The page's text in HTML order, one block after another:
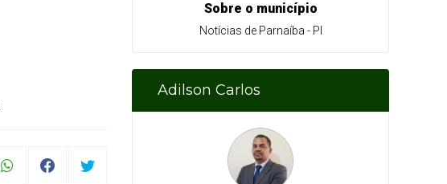
Sobre o município
Notícias de Parnaíba - PI
Adilson Carlos